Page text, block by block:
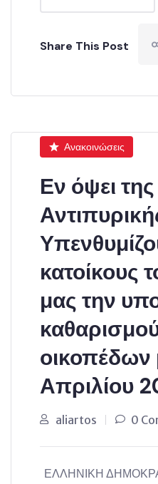
Share This Post
Ανακοινώσεις
Εν όψει της
κατοίκους
μας την
οικοπέδων
Απριλίου
aliartos 0
ΕΛΛΗΝΙΚΗ